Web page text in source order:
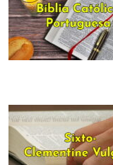
July